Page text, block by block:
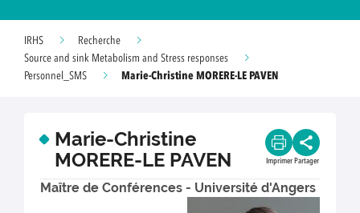
IRHS
Recherche
Source and sink Metabolism and Stress responses
Personnel_SMS
Marie-Christine MORERE-LE PAVEN
Marie-Christine
MORERE-LE PAVEN
Imprimer Partager
Maître de Conférences - Université d'Angers